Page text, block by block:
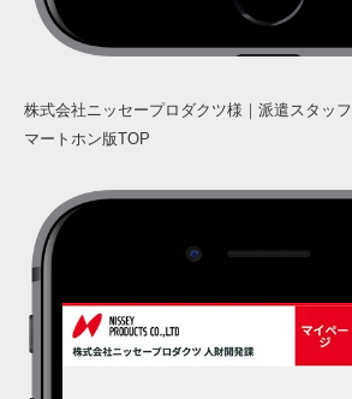
株式会社ニッセープロダクツ様｜派遣スタッ
マートホン版TOP